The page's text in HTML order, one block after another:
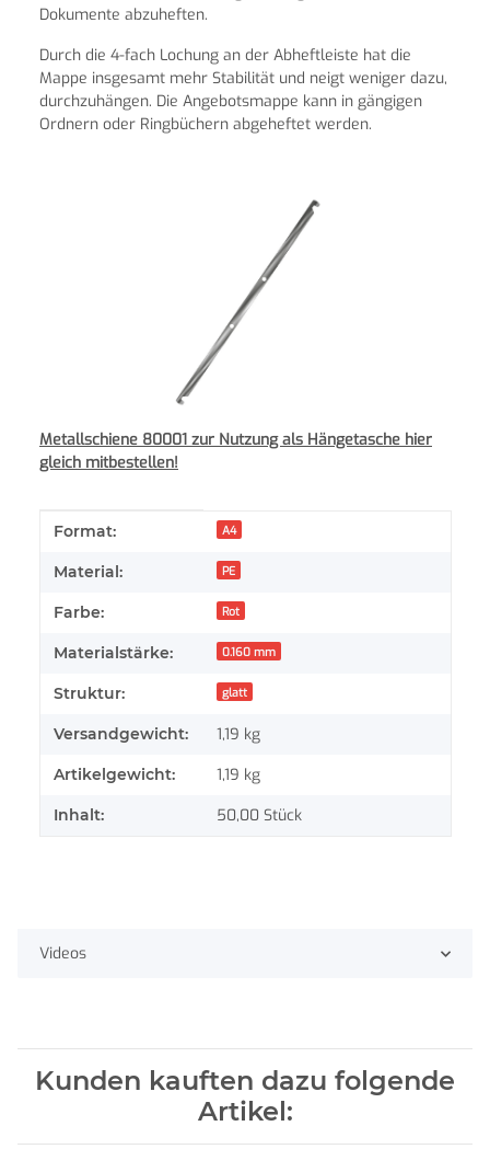
Dokumente abzuheften.
Durch die 4-fach Lochung an der Abheftleiste hat die
Mappe insgesamt mehr Stabilität und neigt weniger dazu,
durchzuhängen. Die Angebotsmappe kann in gängigen
Ordnern oder Ringbüchern abgeheftet werden.
Metallschiene 80001 zur Nutzung als Hängetasche hier
gleich mitbestellen!
Produkteigenschaft
Wert
Format: A4
Material: PE
Farbe: Rot
Materialstärke: 0.160 mm
Struktur: glatt
Versandgewicht: 1,19 kg
Artikelgewicht: 1,19 kg
Inhalt: 50,00 Stück
Videos
Kunden kauften dazu folgende
Artikel: